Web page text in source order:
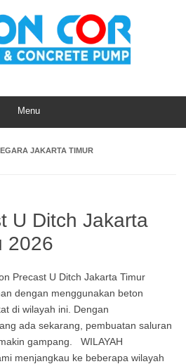
Menu
JAKARTA TIMUR
U Ditch Jakarta
2026
Precast U Ditch Jakarta Timur
dengan menggunakan beton
di wilayah ini. Dengan
ada sekarang, pembuatan saluran
gampang. WILAYAH
menjangkau ke beberapa wilayah